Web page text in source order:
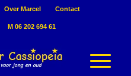
Over Marcel Contact
M 06 202 694 61